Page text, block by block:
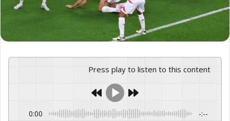
Press play to listen to this content
0:00 -:--